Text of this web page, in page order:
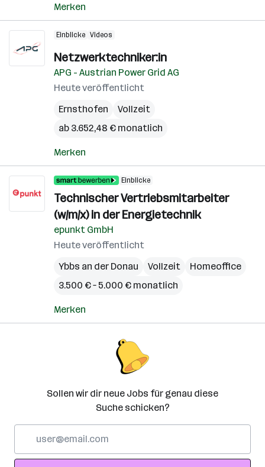
Merken
Einblicke Videos
Netzwerktechniker:in
APG - Austrian Power Grid AG
Heute veröffentlicht
Ernsthofen
Vollzeit
ab 3.652,48 € monatlich
Merken
Einblicke
Technischer Vertriebsmitarbeiter
(w/m/x) in der Energietechnik
epunkt GmbH
Heute veröffentlicht
Ybbs an der Donau
Vollzeit
Homeoffice
3.500 € – 5.000 € monatlich
Merken
Sollen wir dir neue Jobs für genau diese
Suche schicken?
Adresse